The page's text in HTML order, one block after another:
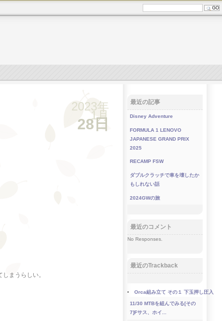
2023年
1月
28日
まうらしい。
最近の記事
Disney Adventure
FORMULA 1 LENOVO
JAPANESE GRAND PRIX
2025
RECAMP FSW
ダブルクラッチで車を壊したか
もしれない話
2024GWの旅
最近のコメント
No Responses.
最近のTrackback
Orca組み立て その１ 下玉押し圧入
11/30 MTBを組んでみる[その
7]Fサス、ホイ...